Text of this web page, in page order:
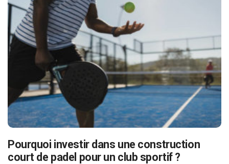
Pourquoi investir dans une construction
court de padel pour un club sportif ?